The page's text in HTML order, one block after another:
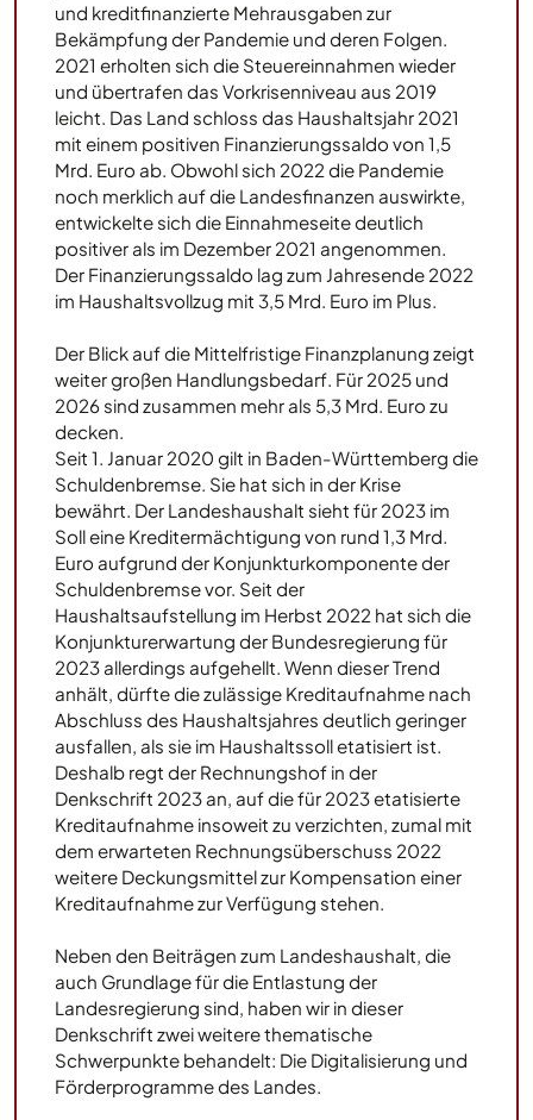
und kreditfinanzierte Mehrausgaben zur
Bekämpfung der Pandemie und deren Folgen.
2021 erholten sich die Steuereinnahmen wieder
und übertrafen das Vorkrisenniveau aus 2019
leicht. Das Land schloss das Haushaltsjahr 2021
mit einem positiven Finanzierungssaldo von 1,5
Mrd. Euro ab. Obwohl sich 2022 die Pandemie
noch merklich auf die Landesfinanzen auswirkte,
entwickelte sich die Einnahmeseite deutlich
positiver als im Dezember 2021 angenommen.
Der Finanzierungssaldo lag zum Jahresende 2022
im Haushaltsvollzug mit 3,5 Mrd. Euro im Plus.
Der Blick auf die Mittelfristige Finanzplanung zeigt
weiter großen Handlungsbedarf. Für 2025 und
2026 sind zusammen mehr als 5,3 Mrd. Euro zu
decken.
Seit 1. Januar 2020 gilt in Baden-Württemberg die
Schuldenbremse. Sie hat sich in der Krise
bewährt. Der Landeshaushalt sieht für 2023 im
Soll eine Kreditermächtigung von rund 1,3 Mrd.
Euro aufgrund der Konjunkturkomponente der
Schuldenbremse vor. Seit der
Haushaltsaufstellung im Herbst 2022 hat sich die
Konjunkturerwartung der Bundesregierung für
2023 allerdings aufgehellt. Wenn dieser Trend
anhält, dürfte die zulässige Kreditaufnahme nach
Abschluss des Haushaltsjahres deutlich geringer
ausfallen, als sie im Haushaltssoll etatisiert ist.
Deshalb regt der Rechnungshof in der
Denkschrift 2023 an, auf die für 2023 etatisierte
Kreditaufnahme insoweit zu verzichten, zumal mit
dem erwarteten Rechnungsüberschuss 2022
weitere Deckungsmittel zur Kompensation einer
Kreditaufnahme zur Verfügung stehen.
Neben den Beiträgen zum Landeshaushalt, die
auch Grundlage für die Entlastung der
Landesregierung sind, haben wir in dieser
Denkschrift zwei weitere thematische
Schwerpunkte behandelt: Die Digitalisierung und
Förderprogramme des Landes.